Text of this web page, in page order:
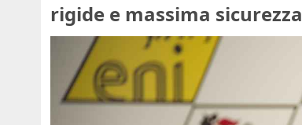
rigide e massima sicurezza